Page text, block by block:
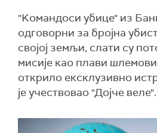
"Kомандоси убице" из
одговорни за бројна
својој земљи, слати су
мисије као плави
открило ексклузивно
је учествовао "Дојче веле".